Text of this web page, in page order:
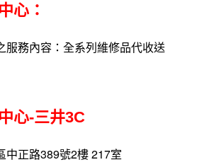
心：
服務內容：全系列維修品代收送
心-三井3C
中正路389號2樓 217室